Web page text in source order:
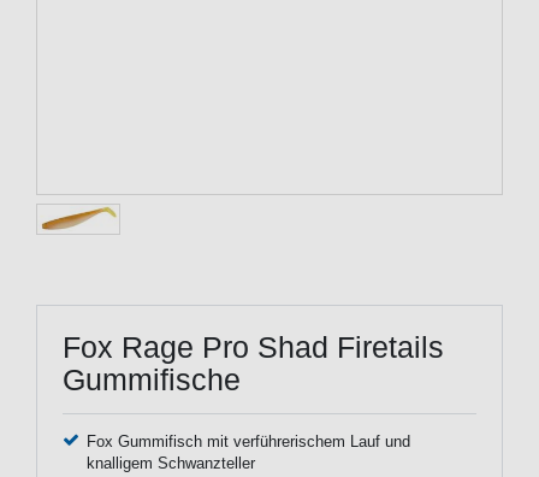
Fox Rage Pro Shad Firetails
Gummifische
Fox Gummifisch mit verführerischem Lauf und
knalligem Schwanzteller